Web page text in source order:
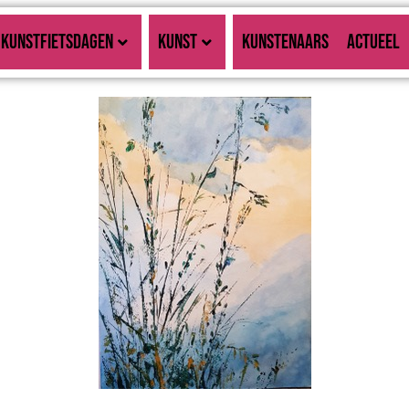
KUNSTFIETSDAGEN KUNST KUNSTENAARS ACTUEEL